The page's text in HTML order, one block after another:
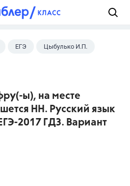
ЕГЭ Цыбулько И.П.
ы), на месте
НН. Русский язык
2017 ГДЗ. Вариант